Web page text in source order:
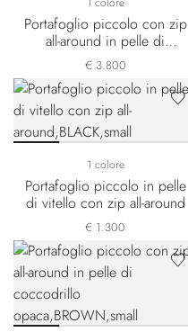
Portafoglio piccolo con zip
all-around in pelle di
coccodrillo opaca
€ 3.800
1 colore
Portafoglio piccolo in pelle
di vitello con zip all-around
€ 1.300